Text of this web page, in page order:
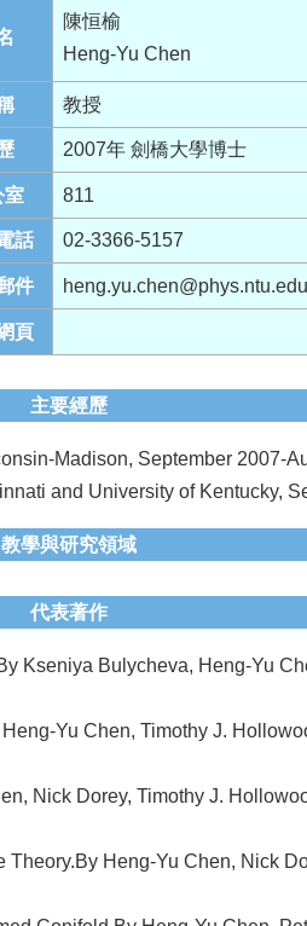
陳恒榆
Heng-Yu Chen
教授
2007年 劍橋大學博士
室 811
話 02-3366-5157
件
頁
主要經歷
Madison, September 2007-
and University of Kentucky,
教學與研究領域
代表著作
Kseniya Bulycheva, Heng-Yu
Yu Chen, Timothy J.
Nick Dorey, Timothy J.
Heng-Yu Chen, Nick